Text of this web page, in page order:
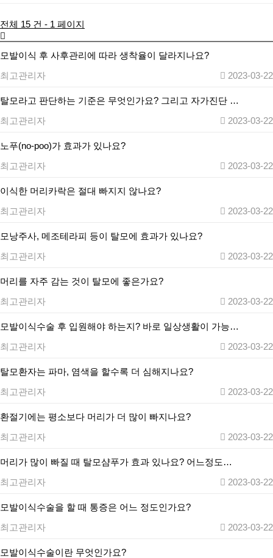
전체 15 건 - 1 페이지
모발이식 후 사후관리에 따라 생착율이 달라지나요?
최고관리자
2023-03-22
탈모라고 판단하는 기준은 무엇인가요? 그리고 자가진단 …
최고관리자
2023-03-22
노푸(no-poo)가 효과가 있나요?
최고관리자
2023-03-22
이식한 머리카락은 절대 빠지지 않나요?
최고관리자
2023-03-22
모낭주사, 메조테라피 등이 탈모에 효과가 있나요?
최고관리자
2023-03-22
머리를 자주 감는 것이 탈모에 좋은가요?
최고관리자
2023-03-22
모발이식수술 후 입원해야 하는지? 바로 일상생활이 가능…
최고관리자
2023-03-22
탈모환자는 파마, 염색을 할수록 더 심해지나요?
최고관리자
2023-03-22
환절기에는 평소보다 머리가 더 많이 빠지나요?
최고관리자
2023-03-22
머리가 많이 빠질 때 탈모샴푸가 효과 있나요? 어느정도…
최고관리자
2023-03-22
모발이식수술을 할 때 통증은 어느 정도인가요?
최고관리자
2023-03-22
모발이식수술이란 무엇인가요?